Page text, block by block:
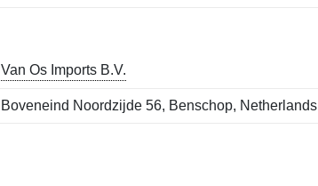
Van Os Imports B.V.
Boveneind Noordzijde 56, Benschop, Netherlands